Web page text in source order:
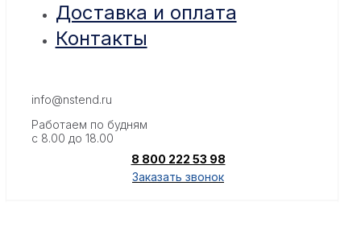
Доставка и оплата
Контакты
info@nstend.ru
Работаем по будням
с 8.00 до 18.00
8 800 222 53 98
Заказать звонок